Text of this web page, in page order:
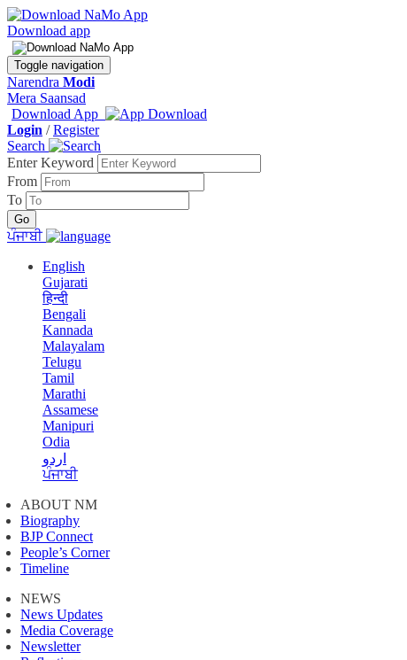
Download app
Toggle navigation
Narendra Modi
Mera Saansad
Download App
Login /Register
Search
Enter Keyword
From
To
ਪੰਜਾਬੀ
English
Gujarati
हिन्दी
Bengali
Kannada
Malayalam
Telugu
Tamil
Marathi
Assamese
Manipuri
Odia
اردو
ਪੰਜਾਬੀ
ABOUT NM
Biography
BJP Connect
People’s Corner
Timeline
NEWS
News Updates
Media Coverage
Newsletter